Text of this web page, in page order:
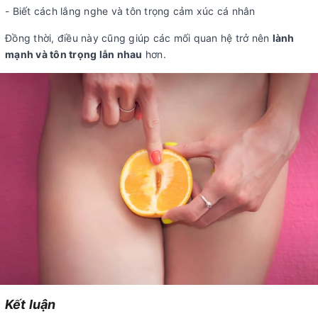
- Biết cách lắng nghe và tôn trọng cảm xúc cá nhân
Đồng thời, điều này cũng giúp các mối quan hệ trở nên lành
mạnh và tôn trọng lẫn nhau hơn.
Kết luận